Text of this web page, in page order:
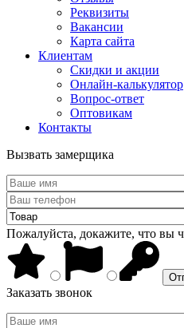
Реквизиты
Вакансии
Карта сайта
Клиентам
Скидки и акции
Онлайн-калькулятор
Вопрос-ответ
Оптовикам
Контакты
Вызвать замерщика
Пожалуйста, докажите, что вы
Заказать звонок